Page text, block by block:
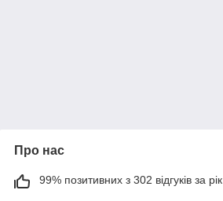
Про нас
99% позитивних з 302 відгуків за рік